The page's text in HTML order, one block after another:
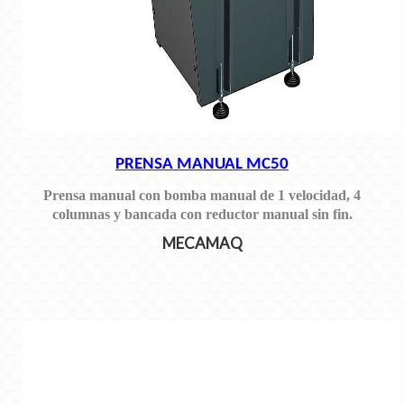
PRENSA MANUAL MC50
Prensa manual con bomba manual de 1 velocidad, 4
columnas y bancada con reductor manual sin fin.
MECAMAQ